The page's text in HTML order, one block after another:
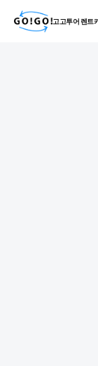
고고투어 렌트